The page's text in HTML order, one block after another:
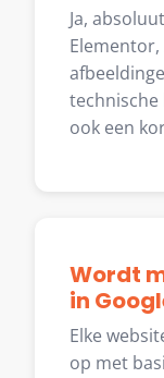
Ja,
technische
ook een
Wordt
in
Elke
op met